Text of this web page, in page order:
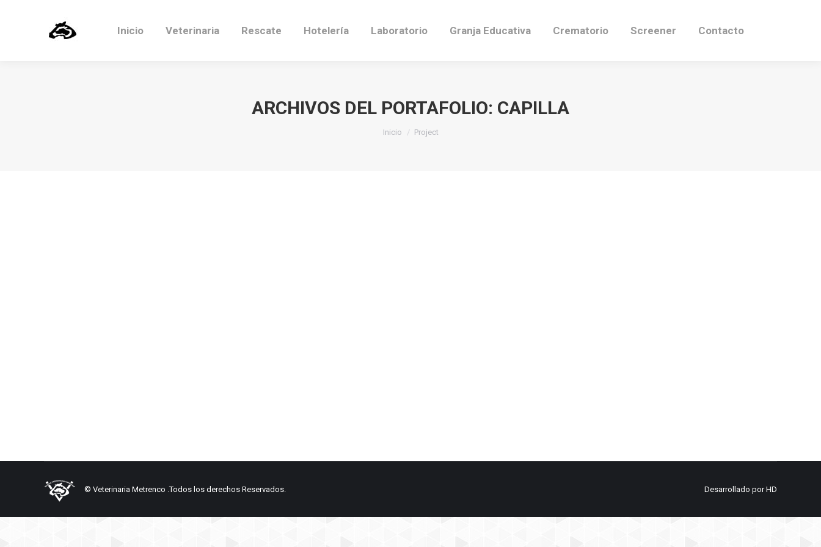
Inicio Veterinaria Rescate Hotelería Laboratorio Granja Educativa Crematorio Screener Contacto
ARCHIVOS DEL PORTAFOLIO: CAPILLA
Estás aquí:
Inicio Project
© Veterinaria Metrenco .Todos los derechos Reservados. Desarrollado porHD